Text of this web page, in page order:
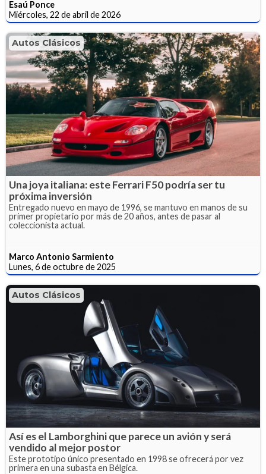
Esaú Ponce
Miércoles, 22 de abril de 2026
Autos Clásicos
Una joya italiana: este Ferrari F50 podría ser tu
próxima inversión
Entregado nuevo en mayo de 1996, se mantuvo en manos de su
primer propietario por más de 20 años, antes de pasar al
coleccionista actual.
Marco Antonio Sarmiento
Lunes, 6 de octubre de 2025
Autos Clásicos
Así es el Lamborghini que parece un avión y será
vendido al mejor postor
Este prototipo único presentado en 1998 se ofrecerá por vez
primera en una subasta en Bélgica.